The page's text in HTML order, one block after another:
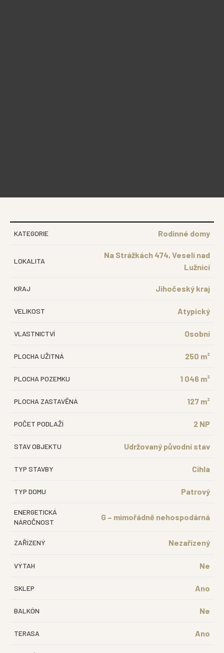
KATEGORIE Rodinné domy
LOKALITA
Na Strážkách 474, Veselí nad
Lužnicí
KRAJ Jihočeský kraj
VELIKOST Atypický
VLASTNICTVÍ Osobní
PLOCHA UŽITNÁ 250 m²
PLOCHA POZEMKU 1 046 m²
PLOCHA ZASTAVĚNÁ 127 m²
POČET PODLAŽÍ 2 NP
STAV OBJEKTU Udržovaný původní stav
TYP STAVBY Cihla
TYP DOMU Patrový
ENERGETICKÁ
NÁROČNOST
G – mimořádně nehospodárná
ZAŘÍZENÝ Nezařízený
VÝTAH Ne
SKLEP Ano
BALKÓN Ne
TERASA Ano